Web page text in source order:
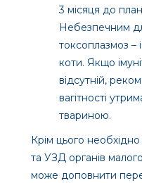
3 місяця до
Небезпечним
токсоплазмоз –
коти. Якщо
відсутній,
вагітності
твариною.
Крім цього
та УЗД органів
може доповнити